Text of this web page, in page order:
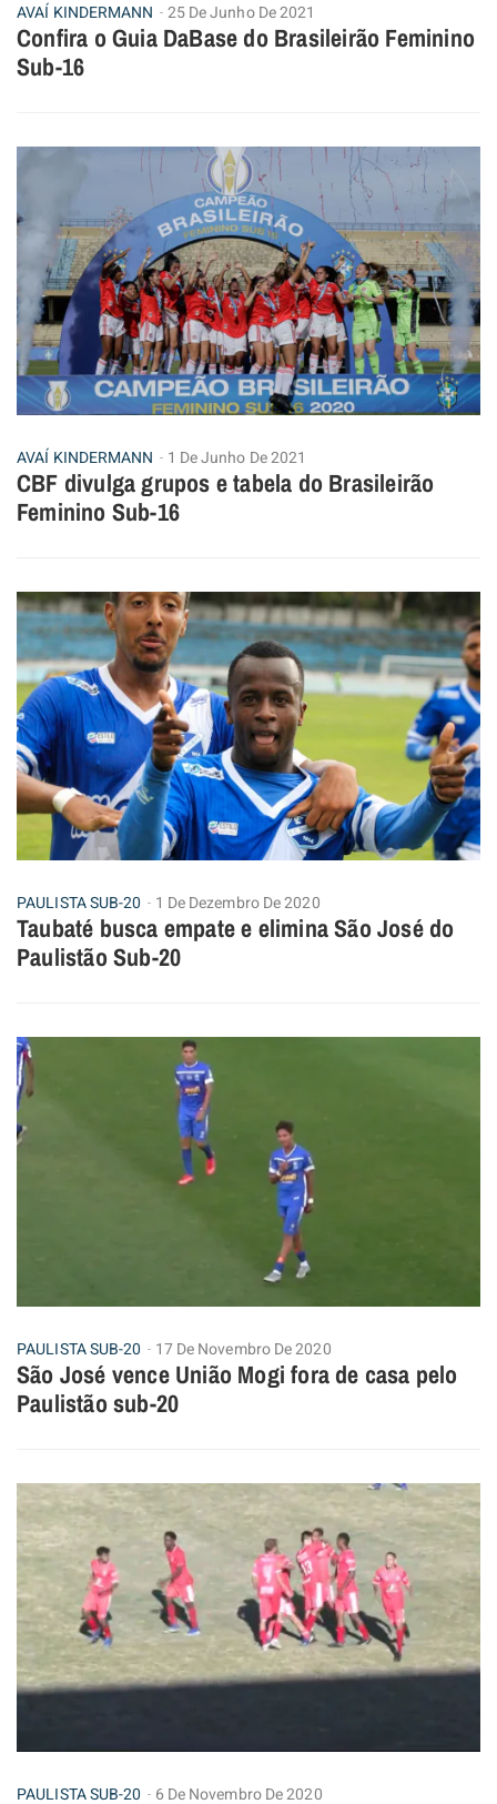
AVAÍ KINDERMANN 25 De Junho De 2021
Confira o Guia DaBase do Brasileirão Feminino
Sub-16
AVAÍ KINDERMANN 1 De Junho De 2021
CBF divulga grupos e tabela do Brasileirão
Feminino Sub-16
PAULISTA SUB-20 1 De Dezembro De 2020
Taubaté busca empate e elimina São José do
Paulistão Sub-20
PAULISTA SUB-20 17 De Novembro De 2020
São José vence União Mogi fora de casa pelo
Paulistão sub-20
PAULISTA SUB-20 6 De Novembro De 2020